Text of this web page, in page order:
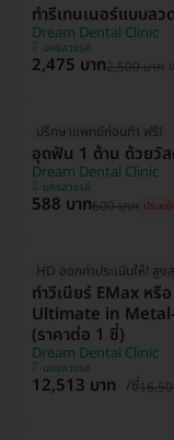
ทำรีเทนเนอร์แบบล
Dream Dental Clinic
นครสวรรค์
2,475 บาท2,500 บาท
ปรึกษาแพทย์ก่อนทำ ฟรี!
อุดฟัน 1 ด้าน ด้วยวั
Dream Dental Clinic
นครสวรรค์
588 บาท600 บาท ประห
ทำวีเนียร์ EMax ห
Ultimate in
(ราคาต่อ 1 ซี่)
Dream Dental Clinic
นครสวรรค์
12,513 บาท /ซี่